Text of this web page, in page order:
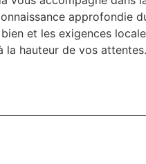
approfondie
et les exigences
la hauteur de vos attentes.